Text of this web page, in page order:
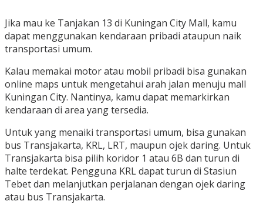
Jika mau ke Tanjakan 13 di Kuningan City Mall, kamu
dapat menggunakan kendaraan pribadi ataupun naik
transportasi umum.
Kalau memakai motor atau mobil pribadi bisa gunakan
online maps untuk mengetahui arah jalan menuju mall
Kuningan City. Nantinya, kamu dapat memarkirkan
kendaraan di area yang tersedia.
Untuk yang menaiki transportasi umum, bisa gunakan
bus Transjakarta, KRL, LRT, maupun ojek daring. Untuk
Transjakarta bisa pilih koridor 1 atau 6B dan turun di
halte terdekat. Pengguna KRL dapat turun di Stasiun
Tebet dan melanjutkan perjalanan dengan ojek daring
atau bus Transjakarta.